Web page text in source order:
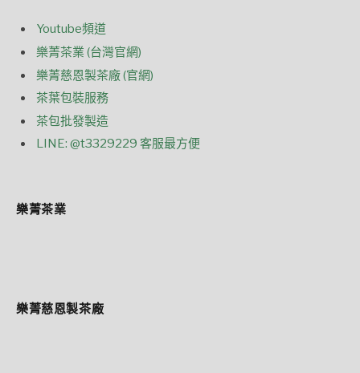
Youtube頻道
樂菁茶業 (台灣官網)
樂菁慈恩製茶廠 (官網)
茶葉包裝服務
茶包批發製造
LINE: @t3329229 客服最方便
樂菁茶業
樂菁慈恩製茶廠